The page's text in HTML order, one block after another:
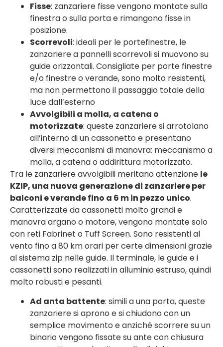
Fisse: zanzariere fisse vengono montate sulla
finestra o sulla porta e rimangono fisse in
posizione.
Scorrevoli: ideali per le portefinestre, le
zanzariere a pannelli scorrevoli si muovono su
guide orizzontali. Consigliate per porte finestre
e/o finestre o verande, sono molto resistenti,
ma non permettono il passaggio totale della
luce dall’esterno
Avvolgibili a molla, a catena o
motorizzate: queste zanzariere si arrotolano
all’interno di un cassonetto e presentano
diversi meccanismi di manovra: meccanismo a
molla, a catena o addirittura motorizzato.
Tra le zanzariere avvolgibili meritano attenzione le
KZIP, una nuova generazione di zanzariere per
balconi e verande fino a 6 m in pezzo unico.
Caratterizzate da cassonetti molto grandi e
manovra argano o motore, vengono montate solo
con reti Fabrinet o Tuff Screen. Sono resistenti al
vento fino a 80 km orari per certe dimensioni grazie
al sistema zip nelle guide. Il terminale, le guide e i
cassonetti sono realizzati in alluminio estruso, quindi
molto robusti e pesanti.
Ad anta battente: simili a una porta, queste
zanzariere si aprono e si chiudono con un
semplice movimento e anziché scorrere su un
binario vengono fissate su ante con chiusura